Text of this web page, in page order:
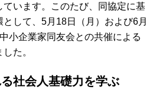
います。このたび、同協定に基
して、5月18日（月）および6月
小企業家同友会との共催による
た。
社会人基礎力を学ぶ